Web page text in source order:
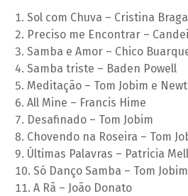
Sol com Chuva – Cristina
Preciso me Encontrar –
Samba e Amor – Chico
Samba triste – Baden Powell
Meditação – Tom Jobim e
All Mine – Francis Hime
Desafinado – Tom Jobim
Chovendo na Roseira – Tom
Últimas Palavras – Patricia
Só Danço Samba – Tom Jobim
A Rã – João Donato